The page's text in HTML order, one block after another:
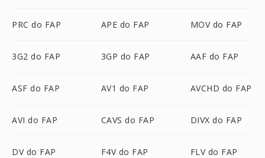
PRC do FAP APE do FAP MOV do FAP
3G2 do FAP 3GP do FAP AAF do FAP
ASF do FAP AV1 do FAP AVCHD do FAP
AVI do FAP CAVS do FAP DIVX do FAP
DV do FAP F4V do FAP FLV do FAP